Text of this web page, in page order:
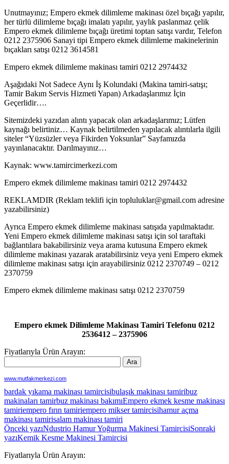
Unutmayınız; Empero ekmek dilimleme makinası özel bıçağı yapılır,
her türlü dilimleme bıçağı imalatı yapılır, yaylık paslanmaz çelik
Empero ekmek dilimleme bıçağı üretimi toptan satışı vardır, Telefon
0212 2375906 Sanayi tipi Empero ekmek dilimleme makinelerinin
bıçakları satışı 0212 3614581
Empero ekmek dilimleme makinası tamiri 0212 2974432
Aşağıdaki Not Sadece Aynı İş Kolundaki (Makina tamiri-satışı;
Tamir Bakım Servis Hizmeti Yapan) Arkadaşlarımız İçin
Geçerlidir….
Sitemizdeki yazıdan alıntı yapacak olan arkadaşlarımız; Lütfen
kaynağı belirtiniz… Kaynak belirtilmeden yapılacak alıntılarla ilgili
siteler “Yüzsüzler veya Fikirden Yoksunlar” Sayfamızda
yayınlanacaktır. Darılmayınız…
Kaynak: www.tamircimerkezi.com
Empero ekmek dilimleme makinası tamiri 0212 2974432
REKLAMDIR (Reklam teklifi için topluluklar@gmail.com adresine
yazabilirsiniz)
Ayrıca Empero ekmek dilimleme makinası satışıda yapılmaktadır.
Yeni Empero ekmek dilimleme makinası satışı için sol taraftaki
bağlantılara bakabilirsiniz veya arama kutusuna Empero ekmek
dilimleme makinası yazarak aratabilirsiniz veya yeni Empero ekmek
dilimleme makinası satışı için arayabilirsiniz 0212 2370749 – 0212
2370759
Empero ekmek dilimleme makinası satışı 0212 2370759
Empero ekmek Dilimleme Makinası Tamiri Telefonu 0212
2536412 – 2375906
Fiyatlarıyla Ürün Arayın:
www.mutfakmerkezi.com
bardak yıkama makinası tamircisibulaşık makinası tamiribuz
makinaları tamirbuz makinası bakımıEmpero ekmek kesme makinası
tamiriempero fırın tamiriempero mikser tamircisihamur açma
makinası tamirisalam makinası tamiri
Yazı
dolaşımı
Önceki yazıNdustrio Hamur Yoğurma Makinesi TamircisiSonraki
yazıKemik Kesme Makinesi Tamircisi
Fiyatlarıyla Ürün Arayın: